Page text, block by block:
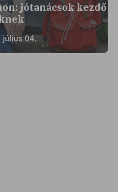
jótanácsok kezdő
július 04.